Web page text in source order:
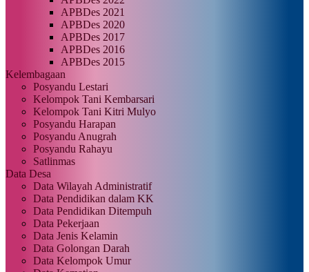
APBDes 2021
APBDes 2020
APBDes 2017
APBDes 2016
APBDes 2015
Kelembagaan
Posyandu Lestari
Kelompok Tani Kembarsari
Kelompok Tani Kitri Mulyo
Posyandu Harapan
Posyandu Anugrah
Posyandu Rahayu
Satlinmas
Data Desa
Data Wilayah Administratif
Data Pendidikan dalam KK
Data Pendidikan Ditempuh
Data Pekerjaan
Data Jenis Kelamin
Data Golongan Darah
Data Kelompok Umur